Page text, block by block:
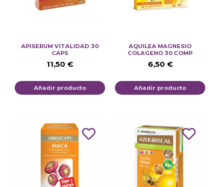
APISERUM VITALIDAD 30
CAPS
11,50 €
Añadir producto
AQUILEA MAGNESIO
COLAGENO 30 COMP
6,50 €
Añadir producto